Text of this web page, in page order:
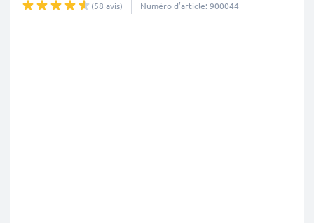
(58 avis) Numéro d’article: 900044